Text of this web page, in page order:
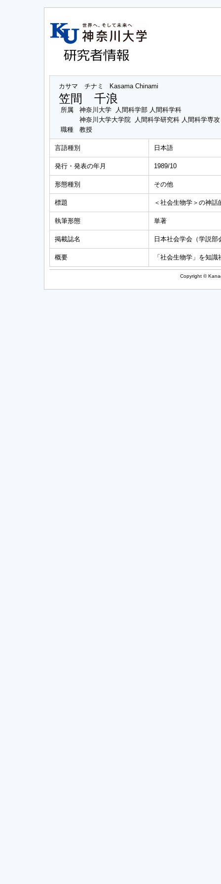
カサマ チナミ Kasama Chinami
笠間 千浪
所属
神奈川大学 人間科学部 人間科学科
神奈川大学大学院 人間科学研究科 人間科学専
職種
教授
言語種別 日本語
発行・発表の年月 1989/10
形態種別 その他
標題 ＜社会生物学＞の神話
執筆形態 単著
掲載誌名 日本社会学会（学説部
概要 「社会生物学」を知
Copyright ©